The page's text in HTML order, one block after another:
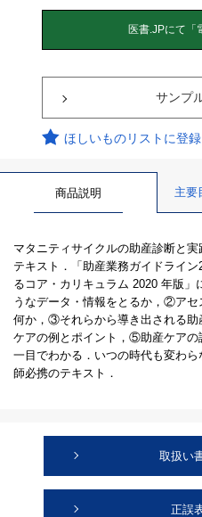
サンプ
ほしいものリストに登録
商品説明 主要
マタニティサイクルの助産診断と
テキスト．「助産業務ガイドライ
るコア・カリキュラム 2020 年版
うなデータ・情報をとるか，②ア
何か，③それらから導き出される
ケアの例とポイント，⑤助産ケア
一目でわかる．いつの時代も変わ
師必携のテキスト．
取扱い
正誤